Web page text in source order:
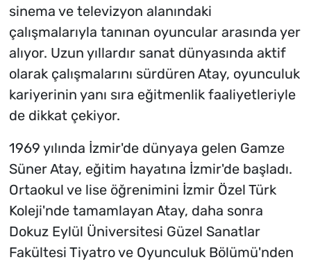
sinema ve televizyon alanındaki
çalışmalarıyla tanınan oyuncular arasında yer
alıyor. Uzun yıllardır sanat dünyasında aktif
olarak çalışmalarını sürdüren Atay, oyunculuk
kariyerinin yanı sıra eğitmenlik faaliyetleriyle
de dikkat çekiyor.
1969 yılında İzmir'de dünyaya gelen Gamze
Süner Atay, eğitim hayatına İzmir'de başladı.
Ortaokul ve lise öğrenimini İzmir Özel Türk
Koleji'nde tamamlayan Atay, daha sonra
Dokuz Eylül Üniversitesi Güzel Sanatlar
Fakültesi Tiyatro ve Oyunculuk Bölümü'nden